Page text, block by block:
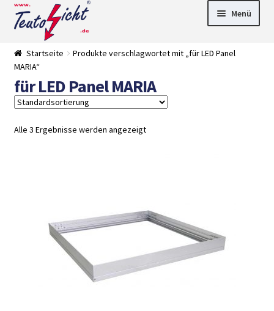
Zur
Navigation
springen
Springe
zum
Menü
► LED Panel
►
Startseite
Produkte verschlagwortet mit „für LED Panel
MARIA“
für LED Panel MARIA
Alle 3 Ergebnisse werden angezeigt